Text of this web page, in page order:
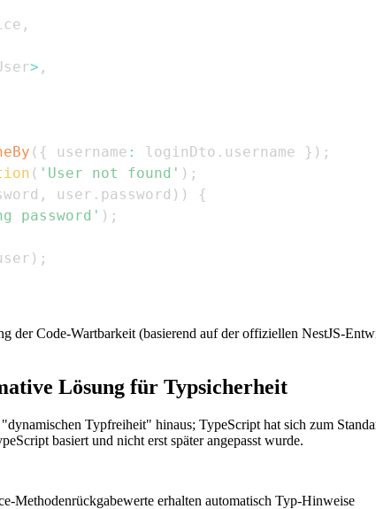
,
> ,
( { username : loginDto . username } ) ;
( 'User not found' ) ;
, user . password ) )
{
password' ) ;
) ;
der Code-Wartbarkeit (basierend auf der offiziellen NestJS-
Lösung für Typsicherheit
Typfreiheit" hinaus; TypeScript hat sich zum
basiert und nicht erst später angepasst wurde.
Methodenrückgabewerte erhalten automatisch Typ-Hinweise